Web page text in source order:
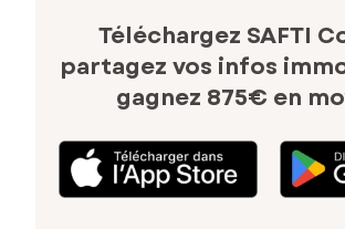
Téléchargez SAFTI
partagez vos infos
gagnez 875€ en